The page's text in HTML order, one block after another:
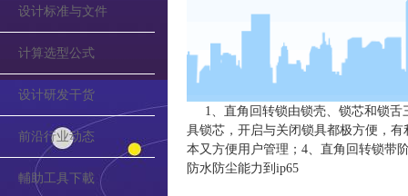
设计标准与文件
计算选型公式
设计研发干货
前沿行业动态
輔助工具下載
1、直角回转锁由锁壳、锁芯和锁
具锁芯，开启与关闭锁具都极方便，
本又方便用户管理；4、直角回转锁带
防水防尘能力到ip65